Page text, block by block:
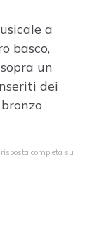
a
basco,
un
dei
completa su